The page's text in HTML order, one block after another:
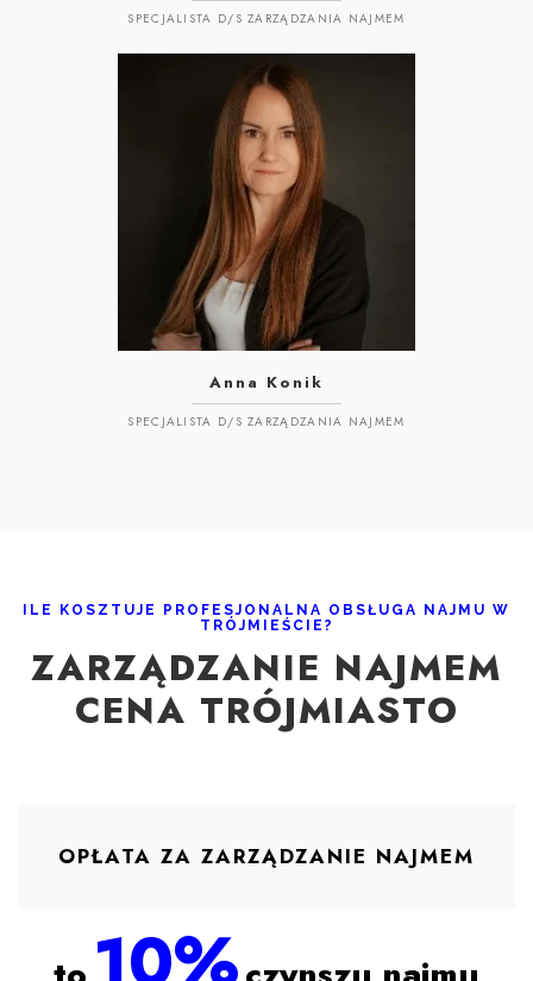
SPECJALISTA D/S ZARZĄDZANIA NAJMEM
Anna Konik
SPECJALISTA D/S ZARZĄDZANIA NAJMEM
ILE KOSZTUJE PROFESJONALNA OBSŁUGA NAJMU W
TRÓJMIEŚCIE?
ZARZĄDZANIE NAJMEM
CENA TRÓJMIASTO
OPŁATA ZA ZARZĄDZANIE NAJMEM